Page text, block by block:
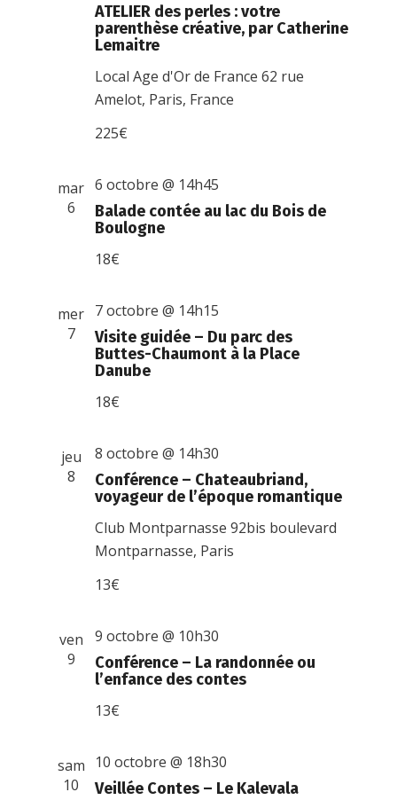
ATELIER des perles : votre
parenthèse créative, par Catherine
Lemaitre
Local Age d'Or de France62 rue
Amelot, Paris, France
225€
mar
6
Balade contée au lac du Bois de
Boulogne
6 octobre @ 14h45
18€
mer
7
Visite guidée – Du parc des
Buttes-Chaumont à la Place
Danube
7 octobre @ 14h15
18€
jeu
8
Conférence – Chateaubriand,
voyageur de l’époque romantique
8 octobre @ 14h30
Club Montparnasse92bis boulevard
Montparnasse, Paris
13€
ven
9
Conférence – La randonnée ou
l’enfance des contes
9 octobre @ 10h30
13€
sam
10
Veillée Contes – Le Kalevala
10 octobre @ 18h30